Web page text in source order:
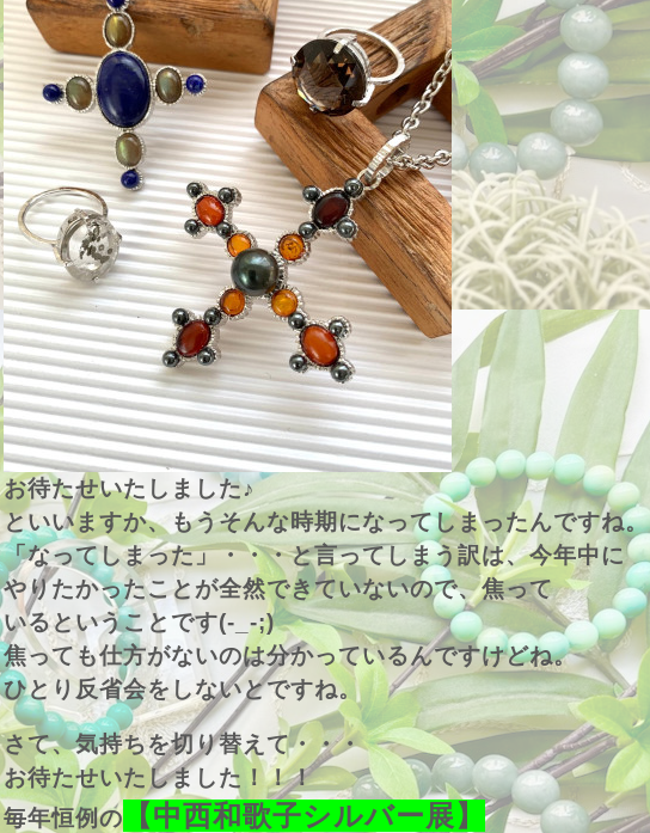
お待たせいたしました♪
といいますか、もうそんな時期になってしまったんですね。
「なってしまった」・・・と言ってしまう訳は、今年中に
やりたかったことが全然できていないので、焦って
いるということです(-_-;)
焦っても仕方がないのは分かっているんですけどね。
ひとり反省会をしないとですね。
さて、気持ちを切り替えて・・・
お待たせいたしました！！！
毎年恒例の
【中西和歌子シルバー展】